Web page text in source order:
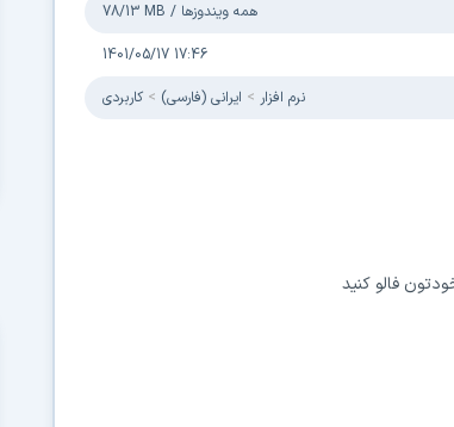
78/13 MB / همه ویندوزها
1401/05/17 17:46
نرم افزار ایرانی (فارسی) کاربردی
فالو کنید